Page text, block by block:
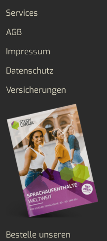
Services
AGB
Impressum
Datenschutz
Versicherungen
Bestelle unseren